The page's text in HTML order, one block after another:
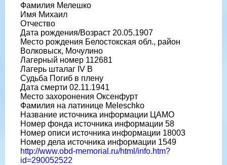
Фамилия Мелешко
Имя Михаил
Отчество
Дата рождения/Возраст 20.05.1907
Место рождения Белостокская обл., район
Волковыск, Мочулино
Лагерный номер 112681
Лагерь шталаг IV B
Судьба Погиб в плену
Дата смерти 02.11.1941
Место захоронения Оксенфурт
Фамилия на латинице Meleschko
Название источника информации ЦАМО
Номер фонда источника информации 58
Номер описи источника информации 18003
Номер дела источника информации 1549
http://www.obd-memorial.ru/html/info.htm?
id=290052522